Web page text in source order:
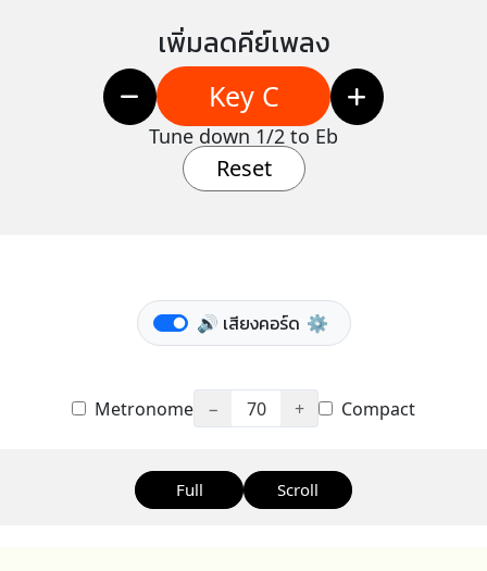
เพิ่มลดคีย์เพลง
Key C
Tune down 1/2 to Eb
Reset
🔊 เสียงคอร์ด ⚙️
Metronome − 70 + Compact
Full Scroll